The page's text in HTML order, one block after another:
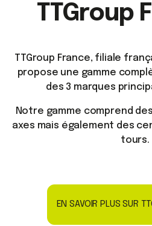
TTGroup
TTGroup France, filiale
propose une gamme
des 3 marques
Notre gamme comprend
axes mais également des
tours.
EN SAVOIR PLUS SUR